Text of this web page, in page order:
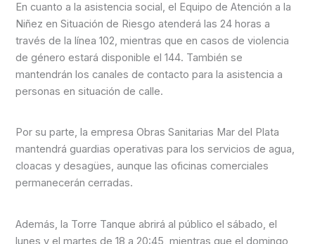
En cuanto a la asistencia social, el Equipo de Atención a la
Niñez en Situación de Riesgo atenderá las 24 horas a
través de la línea 102, mientras que en casos de violencia
de género estará disponible el 144. También se
mantendrán los canales de contacto para la asistencia a
personas en situación de calle.
Por su parte, la empresa Obras Sanitarias Mar del Plata
mantendrá guardias operativas para los servicios de agua,
cloacas y desagües, aunque las oficinas comerciales
permanecerán cerradas.
Además, la Torre Tanque abrirá al público el sábado, el
lunes y el martes de 18 a 20:45, mientras que el domingo